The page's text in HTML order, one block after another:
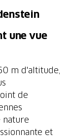
Les points forts du Dreibündenstein
une vue
m d'altitude,
de
nature
et